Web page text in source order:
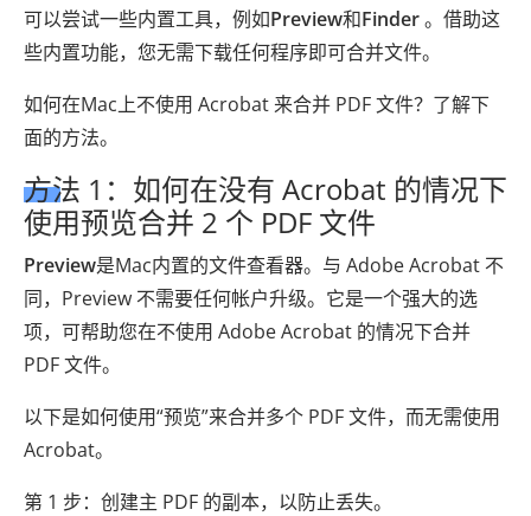
可以尝试一些内置工具，例如Preview和Finder。借助这
些内置功能，您无需下载任何程序即可合并文件。
如何在Mac上不使用 Acrobat 来合并 PDF 文件？了解下
面的方法。
方法 1：如何在没有 Acrobat 的情况下
使用预览合并 2 个 PDF 文件
Preview是Mac内置的文件查看器。与 Adob​​e Acrobat 不
同，Preview 不需要任何帐户升级。它是一个强大的选
项，可帮助您在不使用 Adob​​e Acrobat 的情况下合并
PDF 文件。
以下是如何使用“预览”来合并多个 PDF 文件，而无需使用
Acrobat。
第 1 步：创建主 PDF 的副本，以防止丢失。